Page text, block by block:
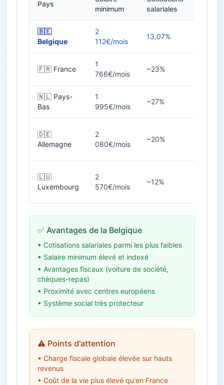
Pays
minimum
salariales
🇧🇪
Belgique
2
112€/mois
13,07%
🇫🇷 France
1
766€/mois
~23%
🇳🇱 Pays-
Bas
1
995€/mois
~27%
🇩🇪
Allemagne
2
080€/mois
~20%
🇱🇺
Luxembourg
2
570€/mois
~12%
✅ Avantages de la Belgique
• Cotisations salariales parmi les plus faibles
• Salaire minimum élevé et indexé
• Avantages fiscaux (voiture de société,
chèques-repas)
• Proximité avec centres européens
• Système social très protecteur
⚠️ Points d'attention
• Charge fiscale globale élevée sur hauts
revenus
• Coût de la vie plus élevé qu'en France